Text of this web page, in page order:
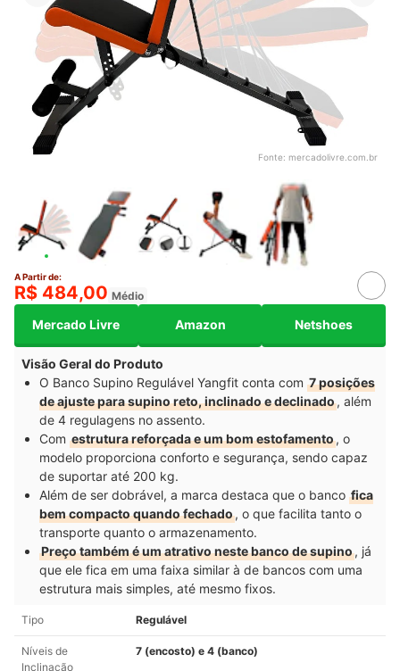
Fonte: mercadolivre.com.br
A Partir de:
R$ 484,00 Médio
Mercado Livre Amazon Netshoes
Visão Geral do Produto
O Banco Supino Regulável Yangfit conta com 7 posições
de ajuste para supino reto, inclinado e declinado, além
de 4 regulagens no assento.
Com estrutura reforçada e um bom estofamento, o
modelo proporciona conforto e segurança, sendo capaz
de suportar até 200 kg.
Além de ser dobrável, a marca destaca que o banco fica
bem compacto quando fechado, o que facilita tanto o
transporte quanto o armazenamento.
Preço também é um atrativo neste banco de supino, já
que ele fica em uma faixa similar à de bancos com uma
estrutura mais simples, até mesmo fixos.
Tipo Regulável
Níveis de
Inclinação
7 (encosto) e 4 (banco)